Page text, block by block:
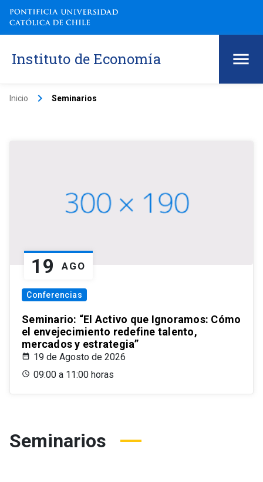
Instituto de Economía
Inicio keyboard_arrow_right Seminarios
19 AGO
Conferencias
Seminario: “El Activo que Ignoramos: Cómo
el envejecimiento redefine talento,
mercados y estrategia”
19 de Agosto de 2026
09:00 a 11:00 horas
Seminarios